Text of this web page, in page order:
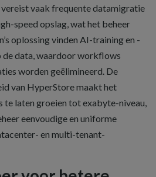
vaak frequente datamigratie
speed opslag, wat het beheer
oplossing vinden AI-training en -
data, waardoor workflows
worden geëlimineerd. De
van HyperStore maakt het
te laten groeien tot exabyte-niveau,
eenvoudige en uniforme
en multi-tenant-